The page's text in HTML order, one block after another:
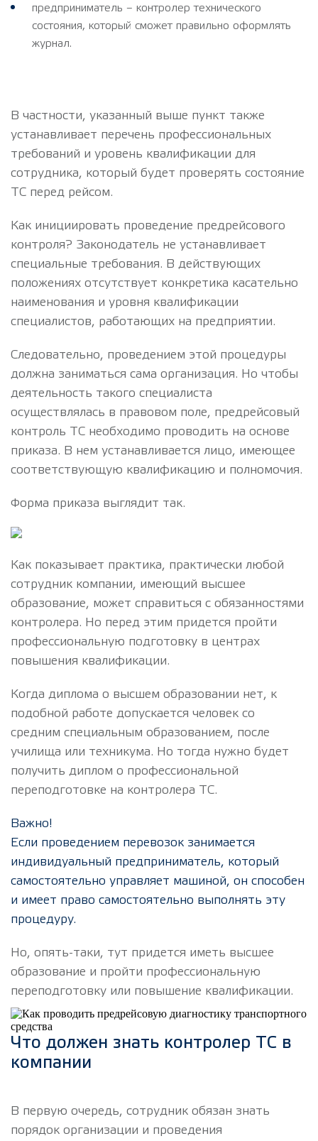
предприниматель – контролер технического
состояния, который сможет правильно оформлять
журнал.
В частности, указанный выше пункт также
устанавливает перечень профессиональных
требований и уровень квалификации для
сотрудника, который будет проверять состояние
ТС перед рейсом.
Как инициировать проведение предрейсового
контроля? Законодатель не устанавливает
специальные требования. В действующих
положениях отсутствует конкретика касательно
наименования и уровня квалификации
специалистов, работающих на предприятии.
Следовательно, проведением этой процедуры
должна заниматься сама организация. Но чтобы
деятельность такого специалиста
осуществлялась в правовом поле, предрейсовый
контроль ТС необходимо проводить на основе
приказа. В нем устанавливается лицо, имеющее
соответствующую квалификацию и полномочия.
Форма приказа выглядит так.
Как показывает практика, практически любой
сотрудник компании, имеющий высшее
образование, может справиться с обязанностями
контролера. Но перед этим придется пройти
профессиональную подготовку в центрах
повышения квалификации.
Когда диплома о высшем образовании нет, к
подобной работе допускается человек со
средним специальным образованием, после
училища или техникума. Но тогда нужно будет
получить диплом о профессиональной
переподготовке на контролера ТС.
Важно!
Если проведением перевозок занимается
индивидуальный предприниматель, который
самостоятельно управляет машиной, он способен
и имеет право самостоятельно выполнять эту
процедуру.
Но, опять-таки, тут придется иметь высшее
образование и пройти профессиональную
переподготовку или повышение квалификации.
Что должен знать контролер ТС в
компании
В первую очередь, сотрудник обязан знать
порядок организации и проведения